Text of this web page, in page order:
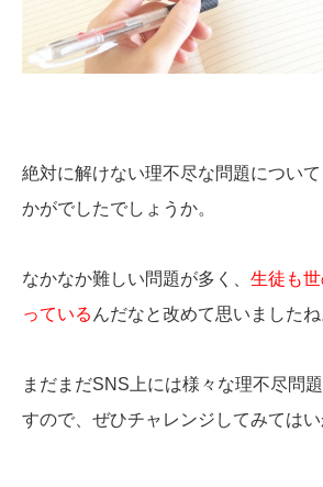
絶対に解けない理不尽な問題につい
かがでしたでしょうか。
なかなか難しい問題が多く、 生徒も
っている んだなと改めて思いました
まだまだSNS上には様々な理不尽問
すので、ぜひチャレンジしてみてはい